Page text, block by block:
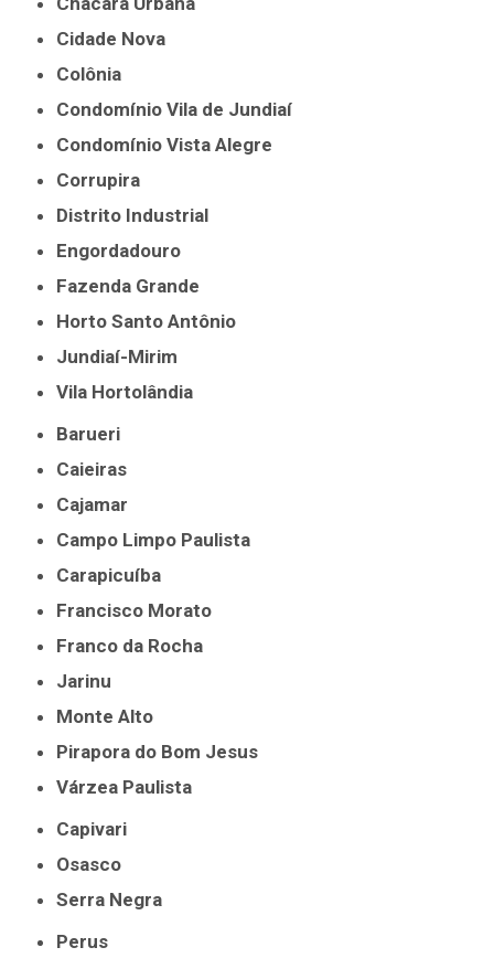
Cidade Nova
Colônia
Condomínio Vila de Jundiaí
Condomínio Vista Alegre
Corrupira
Distrito Industrial
Engordadouro
Fazenda Grande
Horto Santo Antônio
Jundiaí-Mirim
Vila Hortolândia
Barueri
Caieiras
Cajamar
Campo Limpo Paulista
Carapicuíba
Francisco Morato
Franco da Rocha
Jarinu
Monte Alto
Pirapora do Bom Jesus
Várzea Paulista
Capivari
Osasco
Serra Negra
Perus